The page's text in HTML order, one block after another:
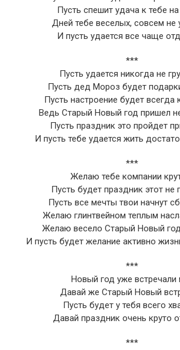
Пусть спешит удача к тебе на
Дней тебе веселых, совсем не
И пусть удается все чаще
***
Пусть удается никогда не
Пусть дед Мороз будет
Пусть настроение будет всегда
Ведь Старый Новый год пришел
Пусть праздник это пройдет
И пусть тебе удается жить
***
Желаю тебе компании
Пусть будет праздник этот не
Пусть все мечты твои начнут
Желаю глинтвейном теплым
Желаю весело Старый Новый
И пусть будет желание активно
***
Новый год уже встречали
Давай же Старый Новый
Пусть будет у тебя всего
Давай праздник очень круто
***